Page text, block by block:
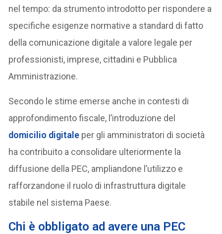
nel tempo: da strumento introdotto per rispondere a
specifiche esigenze normative a standard di fatto
della comunicazione digitale a valore legale per
professionisti, imprese, cittadini e Pubblica
Amministrazione.
Secondo le stime emerse anche in contesti di
approfondimento fiscale, l’introduzione del
domicilio digitale per gli amministratori di società
ha contribuito a consolidare ulteriormente la
diffusione della PEC, ampliandone l’utilizzo e
rafforzandone il ruolo di infrastruttura digitale
stabile nel sistema Paese.
Chi è obbligato ad avere una PEC